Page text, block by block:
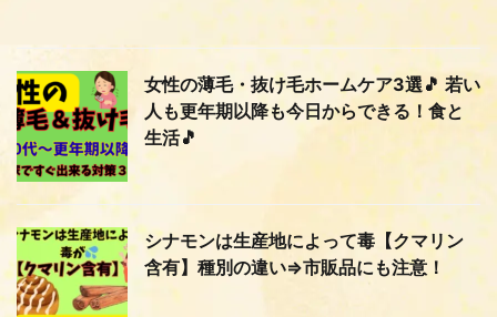
女性の薄毛・抜け毛ホームケア3選🎵 若い
人も更年期以降も今日からできる！食と
生活🎵
シナモンは生産地によって毒【クマリン
含有】種別の違い⇒市販品にも注意！